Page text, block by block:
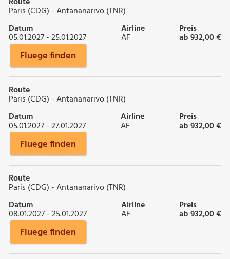
Paris (CDG) - Antananarivo (TNR)
Datum
05.01.2027 - 25.01.2027
Airline
AF
Preis
ab 932,00 €
Fluege finden
Route
Paris (CDG) - Antananarivo (TNR)
Datum
05.01.2027 - 27.01.2027
Airline
AF
Preis
ab 932,00 €
Fluege finden
Route
Paris (CDG) - Antananarivo (TNR)
Datum
08.01.2027 - 25.01.2027
Airline
AF
Preis
ab 932,00 €
Fluege finden